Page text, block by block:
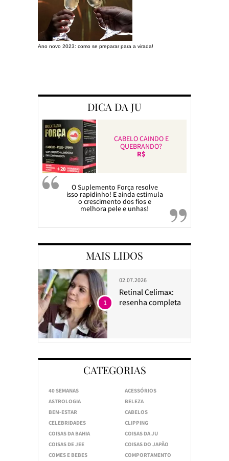
Ano novo 2023: como se preparar para a virada!
DICA DA JU
CABELO CAINDO E
QUEBRANDO?
R$
O Suplemento Força resolve
isso rapidinho! E ainda estimula
o crescimento dos fios e
melhora pele e unhas!
MAIS LIDOS
02.07.2026
Retinal Celimax:
resenha completa
1
CATEGORIAS
40 SEMANAS
ACESSÓRIOS
ASTROLOGIA
BELEZA
BEM-ESTAR
CABELOS
CELEBRIDADES
CLIPPING
COISAS DA BAHIA
COISAS DA JU
COISAS DE JEE
COISAS DO JAPÃO
COMES E BEBES
COMPORTAMENTO